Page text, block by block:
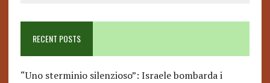
RECENT POSTS
“Uno sterminio silenzioso”: Israele bombarda i